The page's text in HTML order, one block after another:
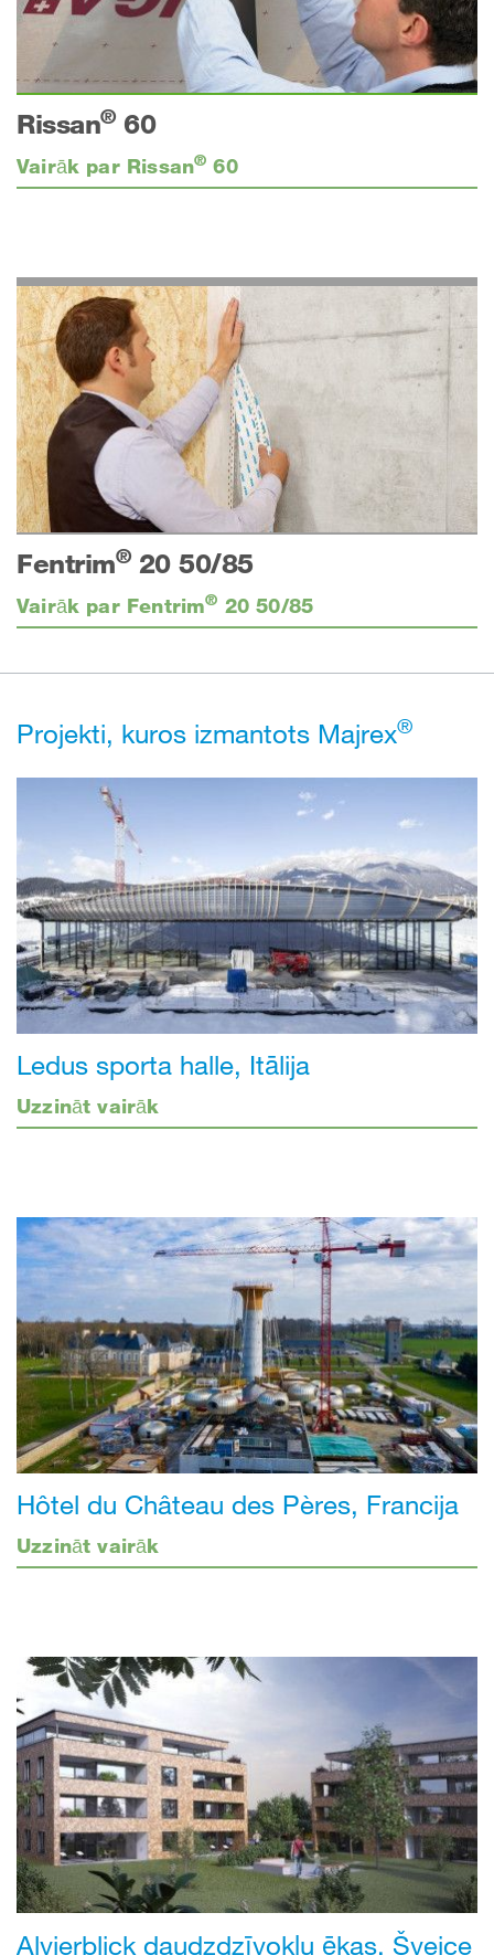
Rissan®60
Vairāk par Rissan® 60
Fentrim®20 50/85
Vairāk par Fentrim® 20 50/85
Projekti, kuros izmantots Majrex®
Ledus sporta halle, Itālija
Uzzināt vairāk
Hôtel du Château des Pères, Francija
Uzzināt vairāk
Alvierblick daudzdzīvokļu ēkas, Šveice